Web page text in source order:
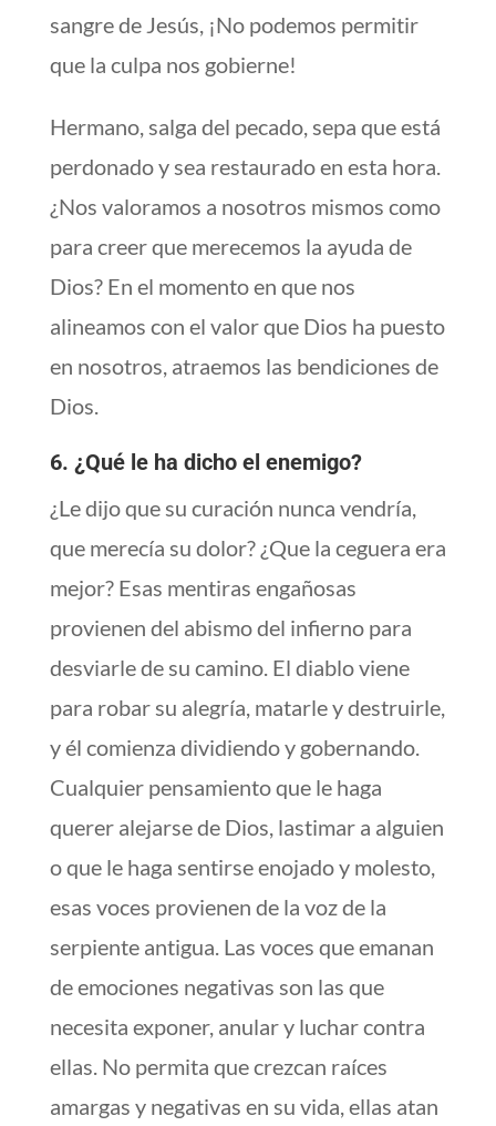
sangre de Jesús, ¡No podemos permitir
que la culpa nos gobierne!
Hermano, salga del pecado, sepa que está
perdonado y sea restaurado en esta hora.
¿Nos valoramos a nosotros mismos como
para creer que merecemos la ayuda de
Dios? En el momento en que nos
alineamos con el valor que Dios ha puesto
en nosotros, atraemos las bendiciones de
Dios.
6. ¿Qué le ha dicho el enemigo?
¿Le dijo que su curación nunca vendría,
que merecía su dolor? ¿Que la ceguera era
mejor? Esas mentiras engañosas
provienen del abismo del infierno para
desviarle de su camino. El diablo viene
para robar su alegría, matarle y destruirle,
y él comienza dividiendo y gobernando.
Cualquier pensamiento que le haga
querer alejarse de Dios, lastimar a alguien
o que le haga sentirse enojado y molesto,
esas voces provienen de la voz de la
serpiente antigua. Las voces que emanan
de emociones negativas son las que
necesita exponer, anular y luchar contra
ellas. No permita que crezcan raíces
amargas y negativas en su vida, ellas atan